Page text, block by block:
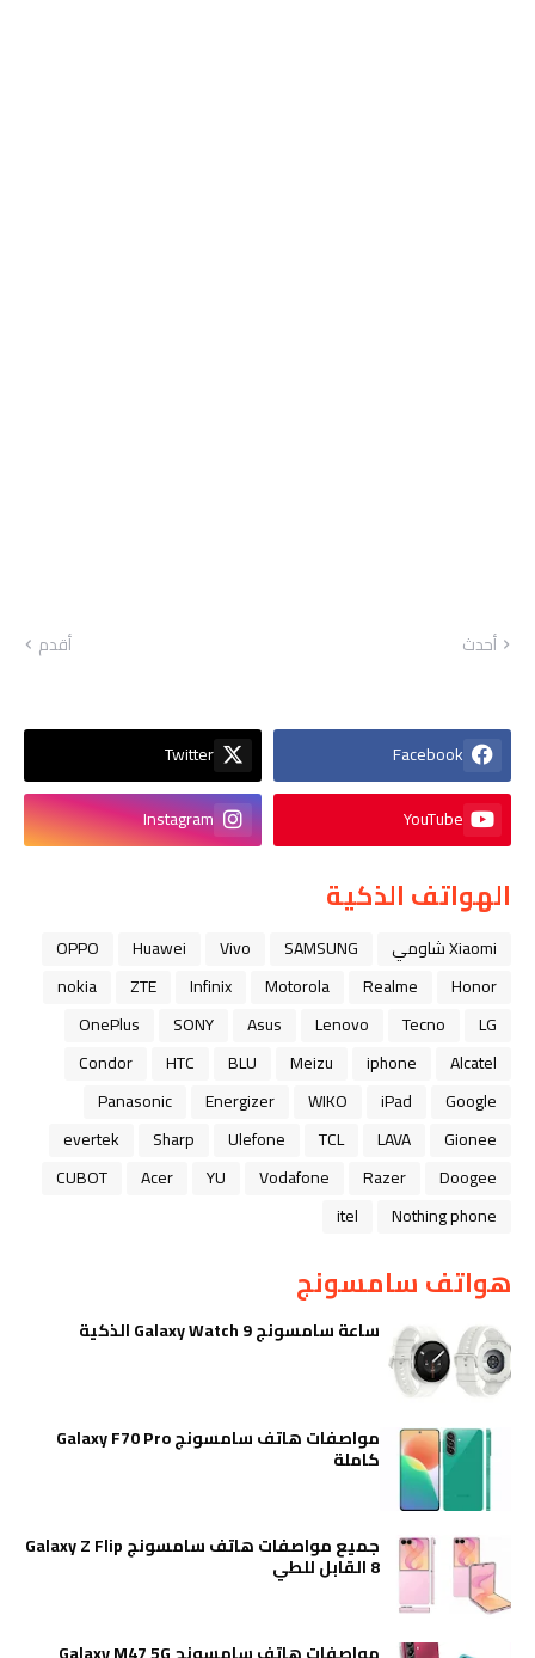
أحدث أقدم
Facebook
Twitter
YouTube
Instagram
الهواتف الذكية
Xiaomi شاومي SAMSUNG
Vivo
Huawei
OPPO
Honor
Realme
Motorola
Infinix
ZTE
nokia
LG
Tecno
Lenovo
Asus
SONY
OnePlus
Alcatel
iphone
Meizu
BLU
HTC
Condor
Google
iPad
WIKO
Energizer
Panasonic
Gionee
LAVA
TCL
Ulefone
Sharp
evertek
Doogee
Razer
Vodafone
YU
Acer
CUBOT
Nothing phone
itel
هواتف سامسونج
ساعة سامسونج Galaxy Watch 9 الذكية
مواصفات هاتف سامسونج Galaxy F70 Pro
كاملة
جميع مواصفات هاتف سامسونج Galaxy Z Flip
8 القابل للطي